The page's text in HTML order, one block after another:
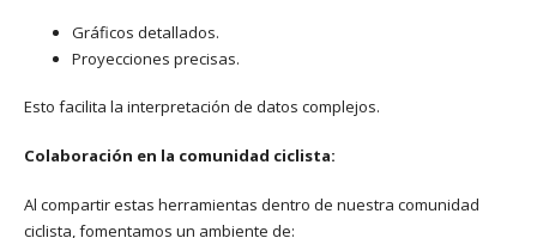
Gráficos detallados.
Proyecciones precisas.
Esto facilita la interpretación de datos complejos.
Colaboración en la comunidad ciclista:
Al compartir estas herramientas dentro de nuestra comunidad
ciclista, fomentamos un ambiente de: